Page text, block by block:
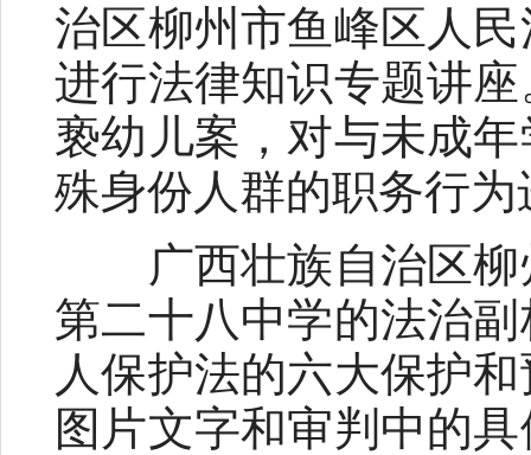
治区柳州市鱼峰区人
进行法律知识专题讲
亵幼儿案，对与未成
殊身份人群的职务行
广西壮族自治区柳
第二十八中学的法治
人保护法的六大保护
图片文字和审判中的